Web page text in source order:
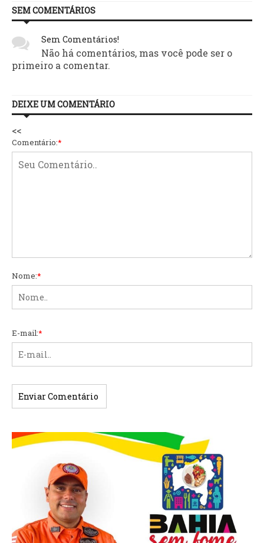
SEM COMENTÁRIOS
Sem Comentários!
Não há comentários, mas você pode ser o
primeiro a comentar.
DEIXE UM COMENTÁRIO
<<
Comentário:*
Nome:*
E-mail:*